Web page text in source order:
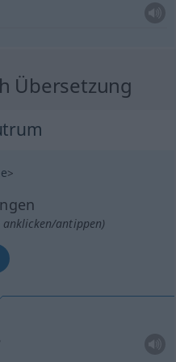
Übersetzung
>
antippen)